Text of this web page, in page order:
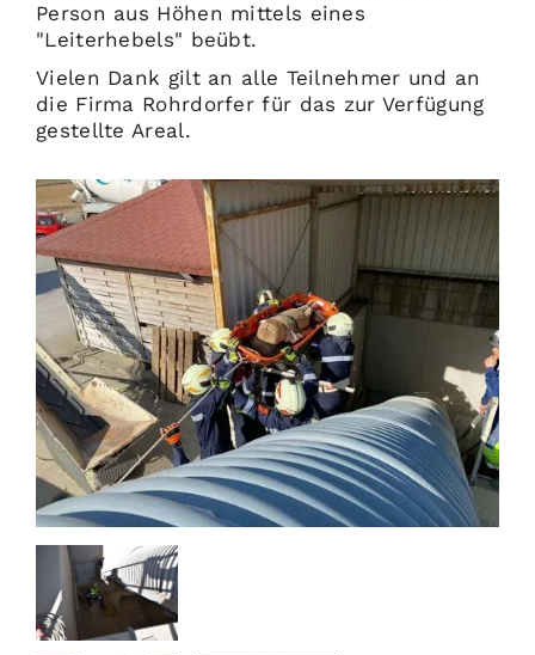
Person aus Höhen mittels eines
"Leiterhebels" beübt.
Vielen Dank gilt an alle Teilnehmer und an
die Firma Rohrdorfer für das zur Verfügung
gestellte Areal.